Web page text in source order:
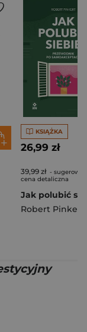
KSIĄŻKA
26,99 zł
39,99 zł -
cena detaliczna
Robert Pinkert